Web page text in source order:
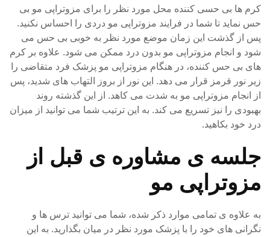
کرم ها بی حسی کننده محل مورد نظر را برای مزوتراپی مو بی
حس نماید تا شما در فرایند مزوتراپی مو دردی را احساس نکنید.
پس از گذشت این زمان موضع مورد نظر به خوبی بی حس می
شود و انجام مزوتراپی مو بدون درد ممکن می شود. علاوه بر کرم
های بی حس کننده، در هنگام مزوتراپی مو پزشک فرد متقاضی را
زیر نور قرمز قرار می دهد. این نور از بروز التهاب های شدید، پس
از انجام مزوتراپی مو به شدت می کاهد. از این گذشته روند
بهبودی را نیز تسریع می کند. به این ترتیب شما می توانید از میزان
درد خود بکاهید.
جلسه ی مشاوره ی قبل از
مزوتراپی مو
به علاوه ی تمامی موارد ذکر شده، شما می توانید ترس ها و
نگرانی های خود را با پزشک مورد نظر در میان بگذارید. به این